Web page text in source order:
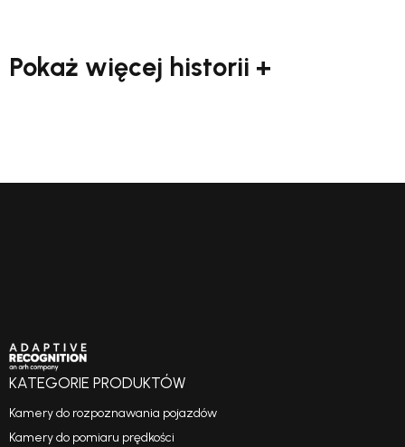
Pokaż więcej historii +
KATEGORIE PRODUKTÓW
Kamery do rozpoznawania pojazdów
Kamery do pomiaru prędkości